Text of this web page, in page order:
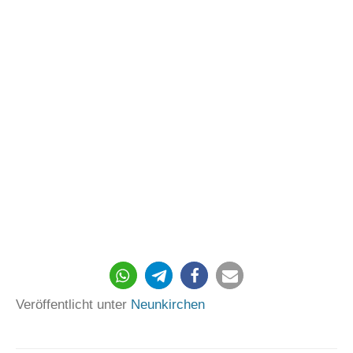
Veröffentlicht unter Neunkirchen